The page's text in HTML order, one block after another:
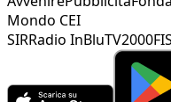
Mondo CEI
SIRRadio InBluTV2000